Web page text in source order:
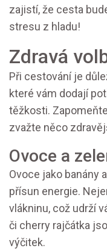
zajistí, že cesta
stresu z hladu!
Zdravá
Při cestování je
které vám dodají
těžkosti.
zvažte něco
Ovoce a
Ovoce jako banány
přísun energie.
vlákninu, což udrží
či cherry rajčátka
výčitek.